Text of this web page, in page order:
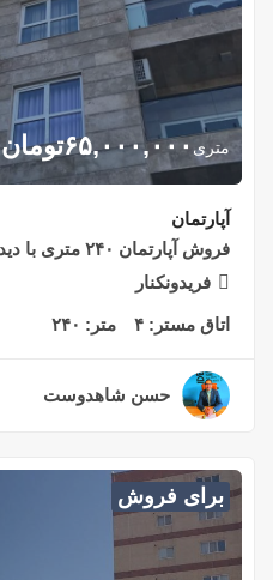
متری۶۵,۰۰۰,۰۰۰تومان
آپارتمان
فروش آپارتمان ۲۴۰ متری با دید ابدی رو به دریا در فریدونکنار
فریدونکنار
اتاق مستر: ۴ متر: ۲۴۰
حسن شاهدوست
برای فروش